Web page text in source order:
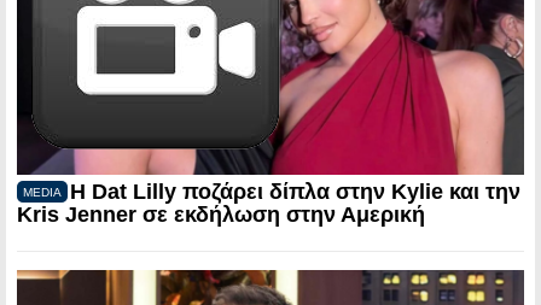
MEDIA
Η Dat Lilly ποζάρει δίπλα στην Kylie και την
Kris Jenner σε εκδήλωση στην Αμερική